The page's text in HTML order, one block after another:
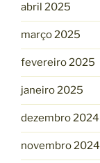
abril 2025
março 2025
fevereiro 2025
janeiro 2025
dezembro 2024
novembro 2024